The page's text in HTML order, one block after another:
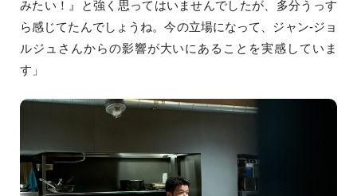
みたい！』と強く思ってはいませんでしたが、多分うっす
ら感じてたんでしょうね。今の立場になって、ジャン-ジョ
ルジュさんからの影響が大いにあることを実感していま
す」